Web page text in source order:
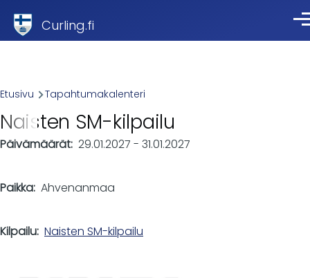
Curling.fi
Breadcrumb
Etusivu Tapahtumakalenteri
Naisten SM-kilpailu
Päivämäärät 29.01.2027 - 31.01.2027
Paikka Ahvenanmaa
Kilpailu Naisten SM-kilpailu